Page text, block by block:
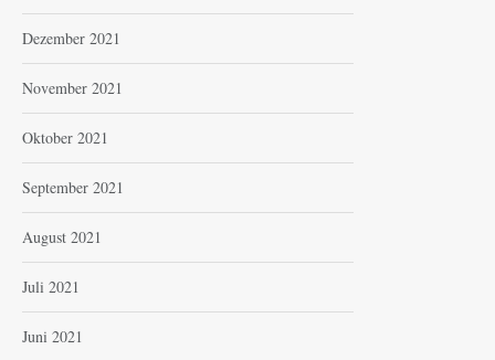
Dezember 2021
November 2021
Oktober 2021
September 2021
August 2021
Juli 2021
Juni 2021